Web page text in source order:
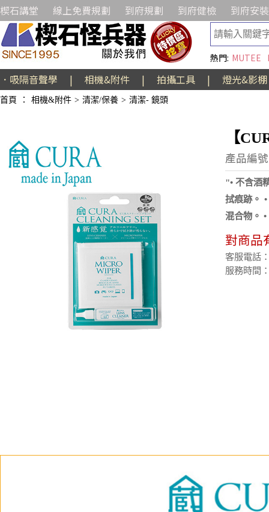
楔石講堂 線上免費規劃 到府規劃 到府健檢 到府安裝
熱門: MUTEE
．吸隔音聲學 | 相機&附件 | 拍攝工具 | 燈光&影棚
首頁 ： 相機&附件 > 清潔/保養 > 清潔- 鏡頭
【
產品編
"• 不含酒
拭痕跡。
混合物。
對商品
客服電話
服務時間